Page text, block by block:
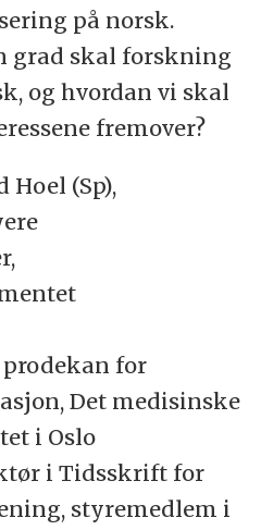
på norsk.
grad skal forskning
og hvordan vi skal
fremover?
Hoel (Sp),
prodekan for
Det medisinske
i Oslo
i Tidsskrift for
styremedlem i